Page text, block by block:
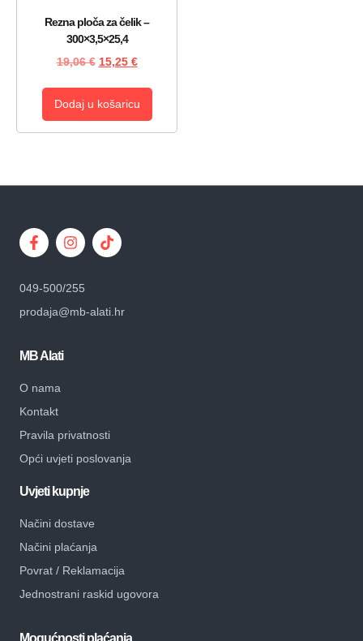
Rezna ploča za čelik –
300×3,5×25,4
19,06€ 15,25 €
Dodaj u košaricu
049-500/255
prodaja@mb-alati.hr
MB Alati
O nama
Kontakt
Pravila privatnosti
Opći uvjeti poslovanja
Uvjeti kupnje
Načini dostave
Načini plaćanja
Povrat / Reklamacija
Jednostrani raskid ugovora